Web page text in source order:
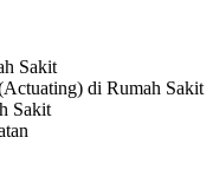
Sakit
di Rumah Sakit
Sakit